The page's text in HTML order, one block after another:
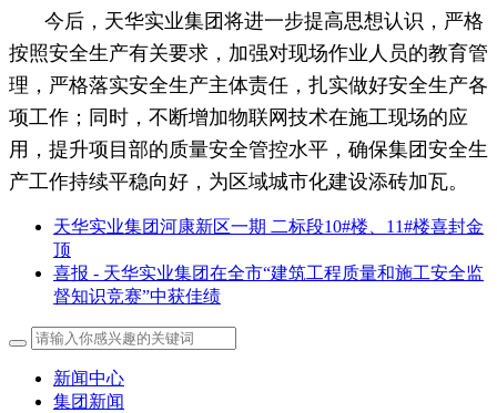
今后，天华实业集团将进一步提高思想认识，严格
按照安全生产有关要求，加强对现场作业人员的教育管
理，严格落实安全生产主体责任，扎实做好安全生产各
项工作；同时，不断增加物联网技术在施工现场的应
用，提升项目部的质量安全管控水平，确保集团安全生
产工作持续平稳向好，为区域城市化建设添砖加瓦。
天华实业集团河康新区一期 二标段10#楼、11#楼喜封金
顶
喜报 - 天华实业集团在全市“建筑工程质量和施工安全监
督知识竞赛”中获佳绩
新闻中心
集团新闻